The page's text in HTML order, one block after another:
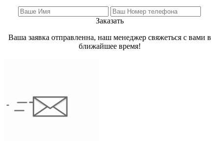
Заказать
Ваша заявка отправленна, наш менеджер свяжеться с вами в
ближайшее время!